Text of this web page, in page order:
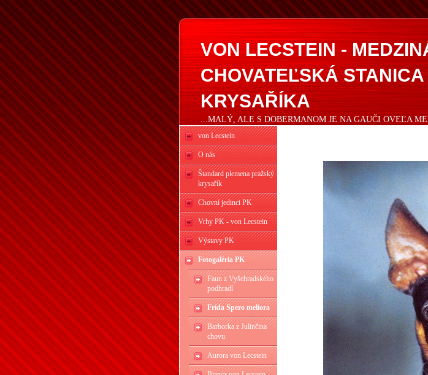
VON LECSTEIN -
CHOVATEĽSKÁ
KRYSAŘÍKA
...MALÝ, ALE S DOBERMANOM JE NA GAUČI OVEĽA
von Lecstein
O nás
Štandard plemena pražský
krysařík
Chovní jedinci PK
Vrhy PK - von Lecstein
Výstavy PK
Fotogaléria PK
Faun z Vyšehradského
podhradí
Frída Spero meliora
Barborka z Julinčina
chovu
Aurora von Lecstein